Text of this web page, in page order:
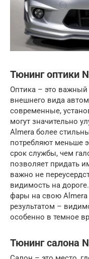
Тюнинг оптики
Оптика – это важный
внешнего вида
современные,
могут значительно
Almera более
потребляют меньше
срок службы, чем
позволяет придать
важно не
видимость на
фары на свою
результатом –
особенно в темное
Тюнинг салона